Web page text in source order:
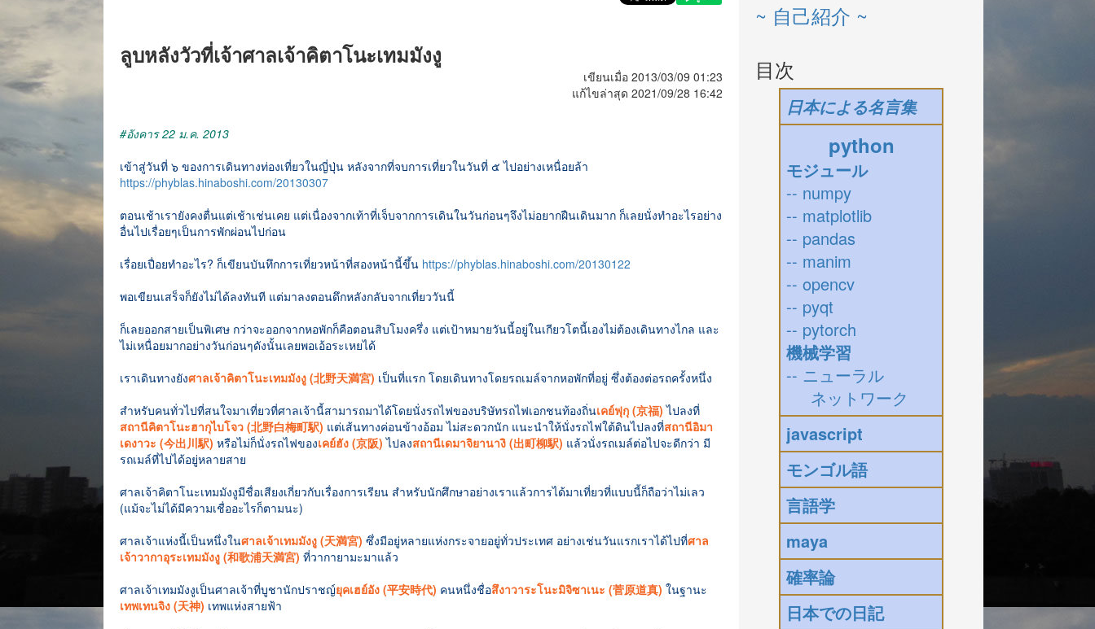
ลูบหลังวัวที่เจ้าศาลเจ้าคิตาโนะเทมมังงู
เขียนเมื่อ 2013/03/09 01:23
แก้ไขล่าสุด 2021/09/28 16:42
#อังคาร 22 ม.ค. 2013
เข้าสู่วันที่ ๖ ของการเดินทางท่องเที่ยวในญี่ปุ่น หลังจากที่จบการเที่ยวในวันที่ ๕ ไปอย่างเหนื่อยล้า
https://phyblas.hinaboshi.com/20130307
ตอนเช้าเรายังคงตื่นแต่เช้าเช่นเคย แต่เนื่องจากเท้าที่เจ็บจากการเดินในวันก่อนๆจึงไม่อยากฝืนเดินมาก ก็เลยนั่งทำอะไรอย่าง
อื่นไปเรื่อยๆเป็นการพักผ่อนไปก่อน
เรื่อยเปื่อยทำอะไร? ก็เขียนบันทึกการเที่ยวหน้าที่สองหน้านี้ขึ้น https://phyblas.hinaboshi.com/20130122
พอเขียนเสร็จก็ยังไม่ได้ลงทันที แต่มาลงตอนดึกหลังกลับจากเที่ยววันนี้
ก็เลยออกสายเป็นพิเศษ กว่าจะออกจากหอพักก็คือตอนสิบโมงครึ่ง แต่เป้าหมายวันนี้อยู่ในเกียวโตนี้เองไม่ต้องเดินทางไกล และ
ไม่เหนื่อยมากอย่างวันก่อนๆดังนั้นเลยพอเอ้อระเหยได้
เราเดินทางยังศาลเจ้าคิตาโนะเทมมังงู (北野天満宮) เป็นที่แรก โดยเดินทางโดยรถเมล์จากหอพักที่อยู่ ซึ่งต้องต่อรถครั้งหนึ่ง
สำหรับคนทั่วไปที่สนใจมาเที่ยวที่ศาลเจ้านี้สามารถมาได้โดยนั่งรถไฟของบริษัทรถไฟเอกชนท้องถิ่นเคย์ฟุกุ (京福) ไปลงที่
สถานีคิตาโนะฮากุไบโจว (北野白梅町駅) แต่เส้นทางค่อนข้างอ้อม ไม่สะดวกนัก แนะนำให้นั่งรถไฟใต้ดินไปลงที่สถานีอิมา
เดงาวะ (今出川駅) หรือไม่ก็นั่งรถไฟของเคย์ฮัง (京阪) ไปลงสถานีเดมาจิยานางิ (出町柳駅) แล้วนั่งรถเมล์ต่อไปจะดีกว่า มี
รถเมล์ที่ไปได้อยู่หลายสาย
ศาลเจ้าคิตาโนะเทมมังงูมีชื่อเสียงเกี่ยวกับเรื่องการเรียน สำหรับนักศึกษาอย่างเราแล้วการได้มาเที่ยวที่แบบนี้ก็ถือว่าไม่เลว
(แม้จะไม่ได้มีความเชื่ออะไรก็ตามนะ)
ศาลเจ้าแห่งนี้เป็นหนึ่งในศาลเจ้าเทมมังงู (天満宮) ซึ่งมีอยู่หลายแห่งกระจายอยู่ทั่วประเทศ อย่างเช่นวันแรกเราได้ไปที่ศาล
เจ้าวากาอุระเทมมังงู (和歌浦天満宮) ที่วากายามะมาแล้ว
ศาลเจ้าเทมมังงูเป็นศาลเจ้าที่บูชานักปราชญ์ยุคเฮย์อัง (平安時代) คนหนึ่งชื่อสึงาวาระโนะมิจิซาเนะ (菅原道真) ในฐานะ
เทพเทนจิง (天神) เทพแห่งสายฟ้า
~ 自己紹介 ~
目次
日本による名言集
python
モジュール
-- numpy
-- matplotlib
-- pandas
-- manim
-- opencv
-- pyqt
-- pytorch
機械学習
-- ニューラル
ネットワーク
javascript
モンゴル語
言語学
maya
確率論
日本での日記